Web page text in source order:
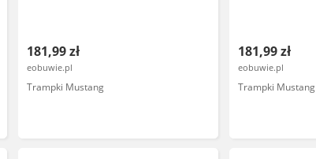
181,99 zł
eobuwie.pl
Trampki Mustang
181,99 zł
eobuwie.pl
Trampki Mustang